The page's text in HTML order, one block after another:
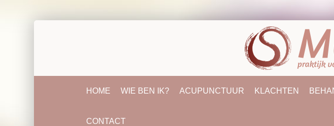
HOME WIE BEN IK? ACUPUNCTUUR KLACHTEN
CONTACT